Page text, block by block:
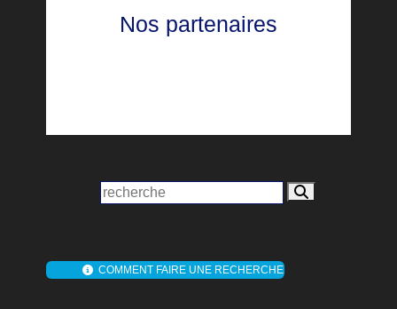
Nos partenaires
COMMENT FAIRE UNE RECHERCHE